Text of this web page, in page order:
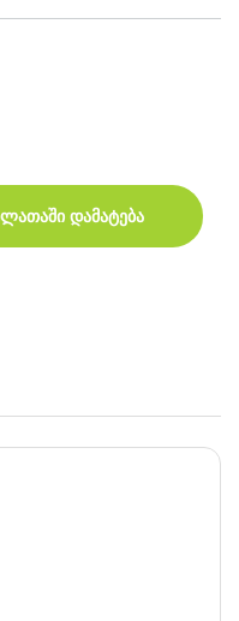
G5 Keyboard quantity
დამატება